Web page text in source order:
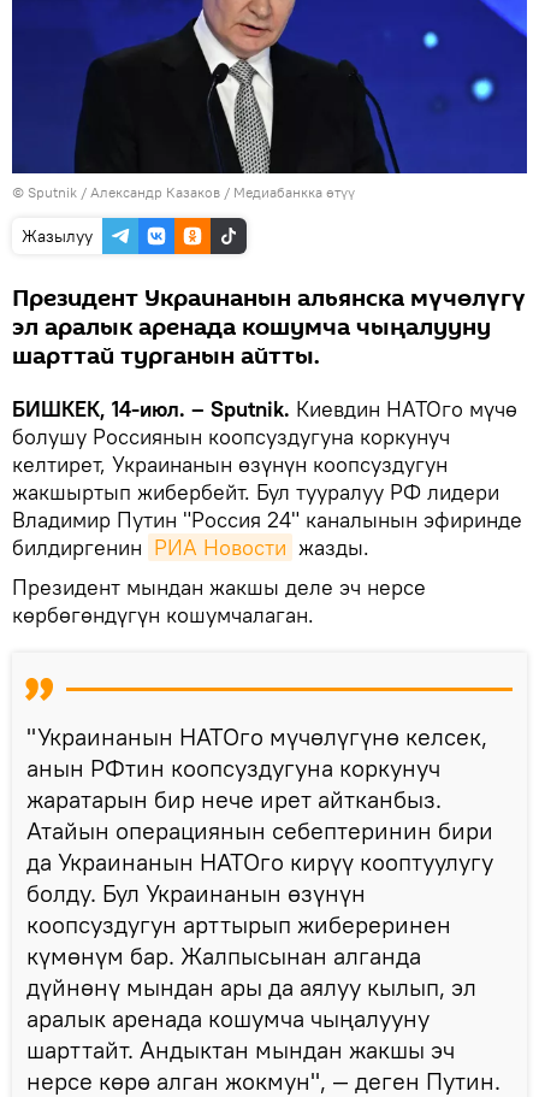
© Sputnik / Александр Казаков / Медиабанкка өтүү
Жазылуу
Президент Украинанын альянска мүчөлүгү
эл аралык аренада кошумча чыңалууну
шарттай турганын айтты.
БИШКЕК, 14-июл. – Sputnik. Киевдин НАТОго мүчө
болушу Россиянын коопсуздугуна коркунуч
келтирет, Украинанын өзүнүн коопсуздугун
жакшыртып жибербейт. Бул тууралуу РФ лидери
Владимир Путин "Россия 24" каналынын эфиринде
билдиргенин РИА Новости жазды.
Президент мындан жакшы деле эч нерсе
көрбөгөндүгүн кошумчалаган.
"Украинанын НАТОго мүчөлүгүнө келсек,
анын РФтин коопсуздугуна коркунуч
жаратарын бир нече ирет айтканбыз.
Атайын операциянын себептеринин бири
да Украинанын НАТОго кирүү кооптуулугу
болду. Бул Украинанын өзүнүн
коопсуздугун арттырып жибереринен
күмөнүм бар. Жалпысынан алганда
дүйнөнү мындан ары да аялуу кылып, эл
аралык аренада кошумча чыңалууну
шарттайт. Андыктан мындан жакшы эч
нерсе көрө алган жокмун", — деген Путин.